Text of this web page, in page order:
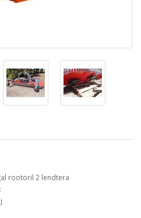
rootoril 2 lendtera